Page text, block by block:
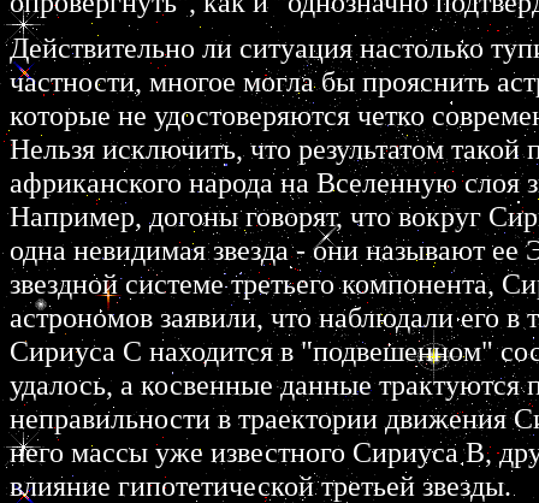
Действительно ли ситуация настолько
частности, многое могла бы прояснить
которые не удостоверяются четко
Нельзя исключить, что результатом такой
африканского народа на Вселенную
Например, догоны говорят, что вокруг
одна невидимая звезда - они называют
звездной системе третьего компонента,
астрономов заявили, что наблюдали его
Сириуса С находится в "подвешенном"
удалось, а косвенные данные
неправильности в траектории движения
него массы уже известного Сириуса В,
влияние гипотетической третьей звезды.